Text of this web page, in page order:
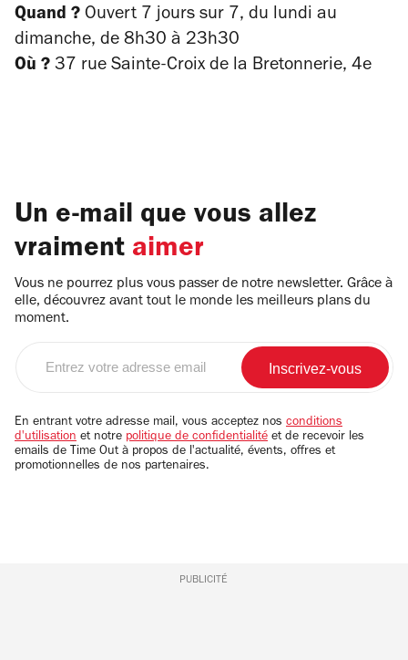
Quand ? Ouvert 7 jours sur 7, du lundi au
dimanche, de 8h30 à 23h30
Où ? 37 rue Sainte-Croix de la Bretonnerie, 4e
Un e-mail que vous allez
vraiment aimer
Vous ne pourrez plus vous passer de notre newsletter. Grâce à
elle, découvrez avant tout le monde les meilleurs plans du
moment.
email
En entrant votre adresse mail, vous acceptez nos conditions
d'utilisation et notre politique de confidentialité et de recevoir les
emails de Time Out à propos de l'actualité, évents, offres et
promotionnelles de nos partenaires.
PUBLICITÉ